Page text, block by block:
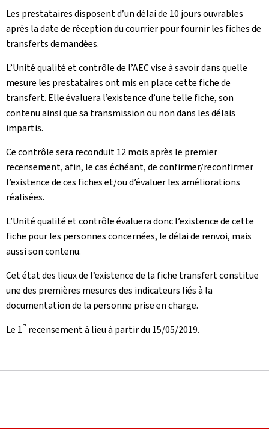
Les prestataires disposent d’un délai de 10 jours ouvrables
après la date de réception du courrier pour fournir les fiches de
transferts demandées.
L’Unité qualité et contrôle de l’AEC vise à savoir dans quelle
mesure les prestataires ont mis en place cette fiche de
transfert. Elle évaluera l’existence d’une telle fiche, son
contenu ainsi que sa transmission ou non dans les délais
impartis.
Ce contrôle sera reconduit 12 mois après le premier
recensement, afin, le cas échéant, de confirmer/reconfirmer
l’existence de ces fiches et/ou d’évaluer les améliorations
réalisées.
L’Unité qualité et contrôle évaluera donc l’existence de cette
fiche pour les personnes concernées, le délai de renvoi, mais
aussi son contenu.
Cet état des lieux de l’existence de la fiche transfert constitue
une des premières mesures des indicateurs liés à la
documentation de la personne prise en charge.
Le 1er recensement à lieu à partir du 15/05/2019.